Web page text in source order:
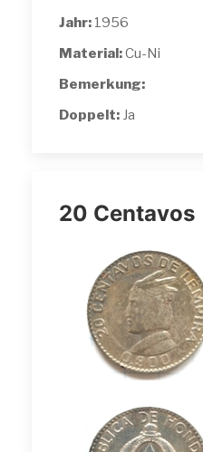
Jahr: 1956
Material:Cu-Ni
Bemerkung:
Doppelt: Ja
20 Centavos